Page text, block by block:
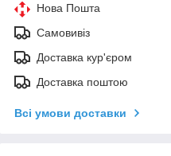
Нова Пошта
Самовивіз
Доставка кур'єром
Доставка поштою
Всі умови доставки